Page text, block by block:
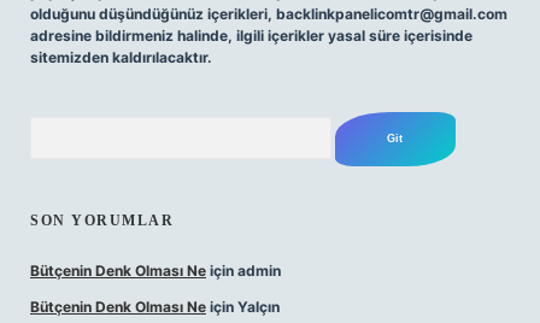
olduğunu düşündüğünüz içerikleri, backlinkpanelicomtr@gmail.com
adresine bildirmeniz halinde, ilgili içerikler yasal süre içerisinde
sitemizden kaldırılacaktır.
SON YORUMLAR
Bütçenin Denk Olması Ne için admin
Bütçenin Denk Olması Ne için Yalçın